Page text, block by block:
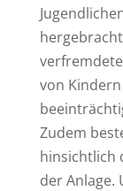
von
Zudem
hinsichtlich
der Anlage.